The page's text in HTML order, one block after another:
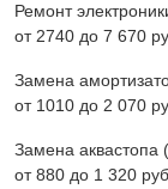
Ремонт
от 2740 до 7 670
Замена
от 1010 до 2 070
Замена аквастопа
от 880 до 1 320 pyб.